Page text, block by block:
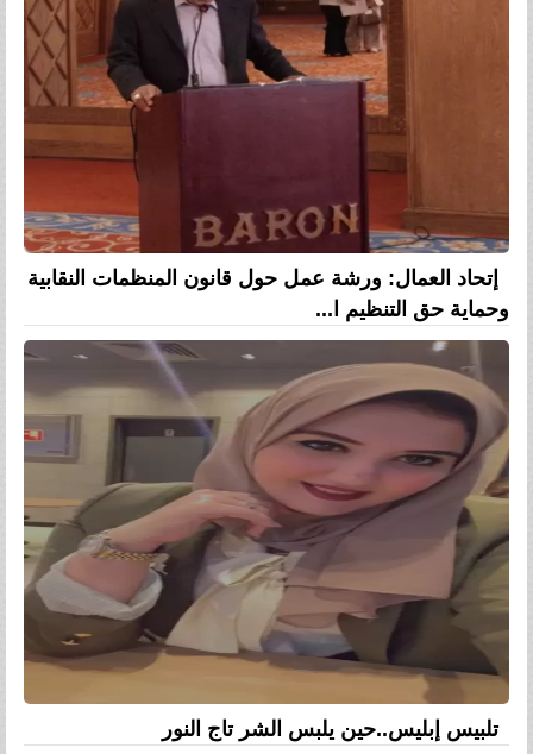
إتحاد العمال: ورشة عمل حول قانون المنظمات النقابية
وحماية حق التنظيم ا...
تلبيس إبليس..حين يلبس الشر تاج النور